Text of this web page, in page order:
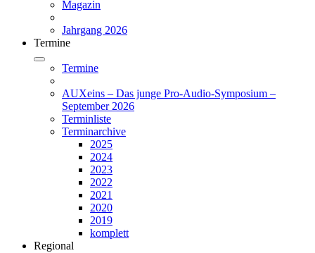
Magazin
Jahrgang 2026
Termine
Termine
AUXeins – Das junge Pro-Audio-Symposium –
September 2026
Terminliste
Terminarchive
2025
2024
2023
2022
2021
2020
2019
komplett
Regional